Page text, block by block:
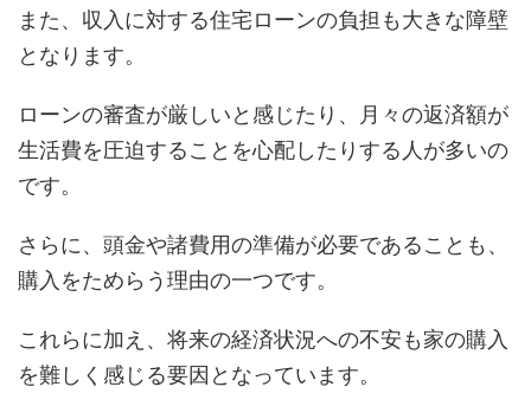
また、収入に対する住宅ローンの負担も大きな障壁
となります。
ローンの審査が厳しいと感じたり、月々の返済額が
生活費を圧迫することを心配したりする人が多いの
です。
さらに、頭金や諸費用の準備が必要であることも、
購入をためらう理由の一つです。
これらに加え、将来の経済状況への不安も家の購入
を難しく感じる要因となっています。